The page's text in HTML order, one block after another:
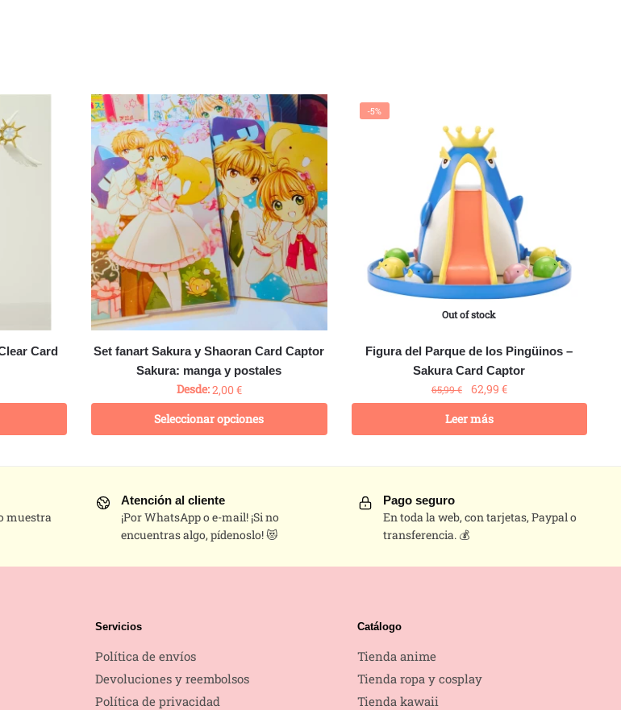
Card
Set fanart Sakura y Shaoran Card Captor
Sakura: manga y postales
Desde:2,00€
Seleccionar opciones
-5%
Out of stock
Figura del Parque de los Pingüinos –
Sakura Card Captor
65,99€ 62,99 €
Leer más
muestra
Atención al cliente
¡Por WhatsApp o e-mail! ¡Si no
encuentras algo, pídenoslo! 😻
Pago seguro
En toda la web, con tarjetas, Paypal o
transferencia. 💰
Servicios
Política de envíos
Devoluciones y reembolsos
Política de privacidad
Catálogo
Tienda anime
Tienda ropa y cosplay
Tienda kawaii